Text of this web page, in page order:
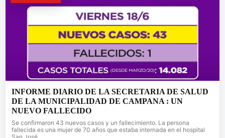
INFORME DIARIO DE LA SECRETARIA DE SALUD
DE LA MUNICIPALIDAD DE CAMPANA : UN
NUEVO FALLECIDO
Se confirmaron 43 nuevos casos y un fallecimiento. La persona
fallecida es una mujer de 70 años que estaba internada en el hospital